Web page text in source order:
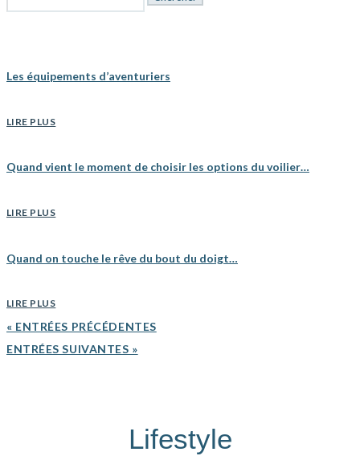
Les équipements d’aventuriers
LIRE PLUS
Quand vient le moment de choisir les options du voilier…
LIRE PLUS
Quand on touche le rêve du bout du doigt…
LIRE PLUS
« ENTRÉES PRÉCÉDENTES
ENTRÉES SUIVANTES »
Lifestyle